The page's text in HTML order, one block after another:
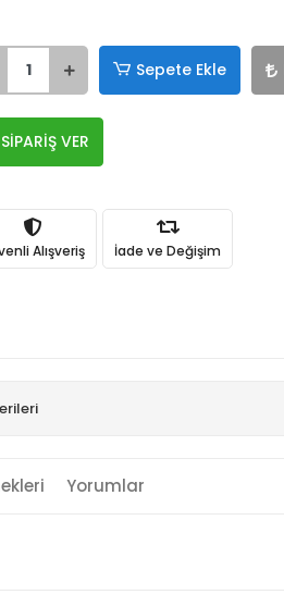
Sepete Ekle
VER
Alışveriş İade ve Değişim
Yorumlar